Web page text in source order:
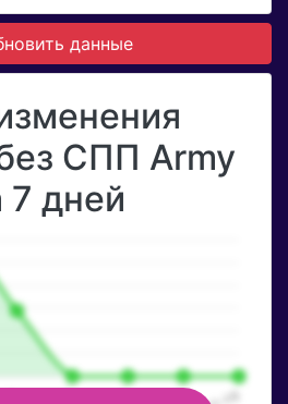
данные
СПП Army
7 дней